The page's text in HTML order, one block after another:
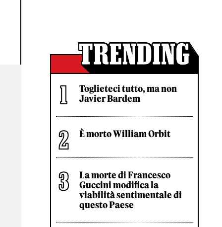
Toglieteci tutto, ma non
Javier Bardem
È morto William Orbit
La morte di Francesco
Guccini modifica la
viabilità sentimentale di
questo Paese